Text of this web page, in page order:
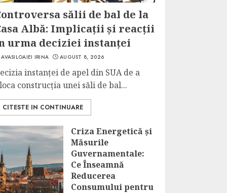
sălii de bal de la
Albă: Implicații și reacții
urma deciziei instanței
AVASILOAIEI IRINA AUGUST 8, 2026
instanței de apel din SUA de a
construcția unei săli de bal...
CITESTE IN CONTINUARE
Criza Energetică și
Măsurile
Guvernamentale:
Ce Înseamnă
Reducerea
Consumului pentru